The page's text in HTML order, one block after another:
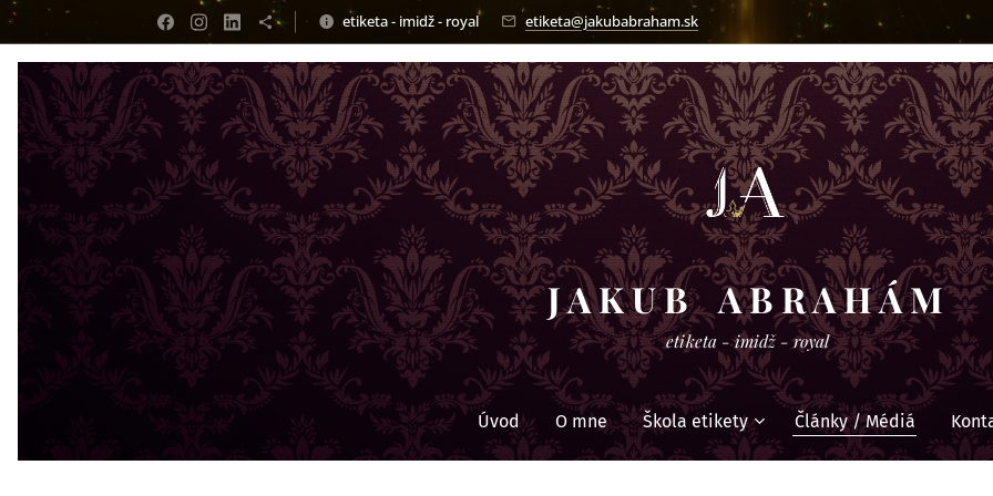
etiketa - imidž - royal etiketa@jakubabraham.sk
J A K U B A B R A H Á M
etiketa - imidž - royal
Úvod O mne Škola etikety Články / Médiá